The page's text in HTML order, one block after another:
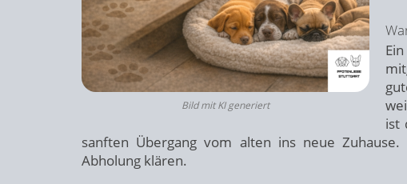
Bild mit KI generiert
ist
sanften Übergang vom alten ins neue
Abholung klären.